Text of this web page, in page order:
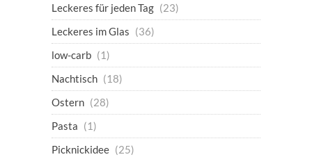
Leckeres für jeden Tag (23)
Leckeres im Glas (36)
low-carb (1)
Nachtisch (18)
Ostern (28)
Pasta (1)
Picknickidee (25)